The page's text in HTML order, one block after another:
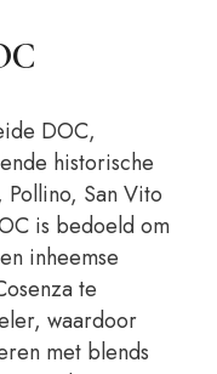
DOC,
historische
San Vito
is bedoeld om
inheemse
te
waardoor
met blends